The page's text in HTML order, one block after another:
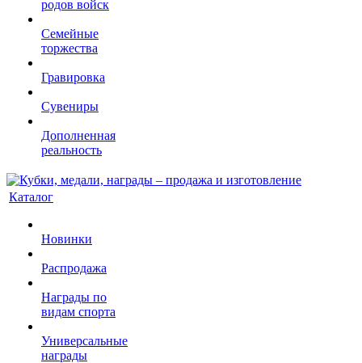
родов войск
Семейные
торжества
Гравировка
Сувениры
Дополненная
реальность
Каталог
Новинки
Распродажа
Награды по
видам спорта
Универсальные
награды